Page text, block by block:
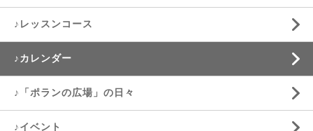
♪レッスンコース
♪カレンダー
♪「ポランの広場」の日々
♪イベント